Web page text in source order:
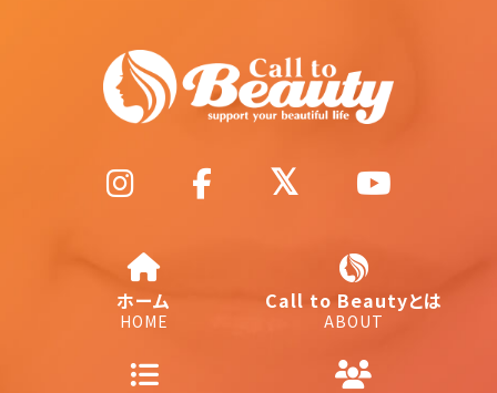
ホーム
HOME
Call to Beautyとは
ABOUT